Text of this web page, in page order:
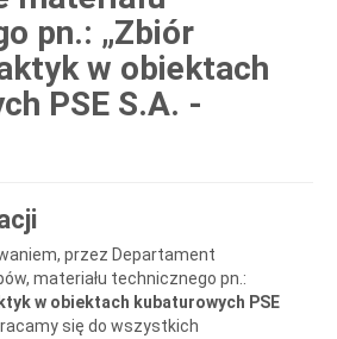
pn.: „Zbiór
w obiektach
PSE S.A. -
przez Departament
materiału technicznego pn.:
w obiektach kubaturowych PSE
się do wszystkich